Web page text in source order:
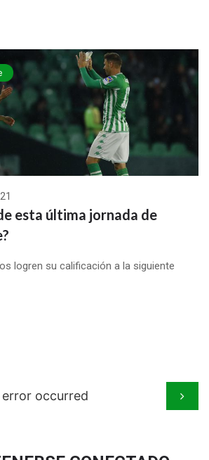
esta última jornada de
logren su calificación a la siguiente
error occurred